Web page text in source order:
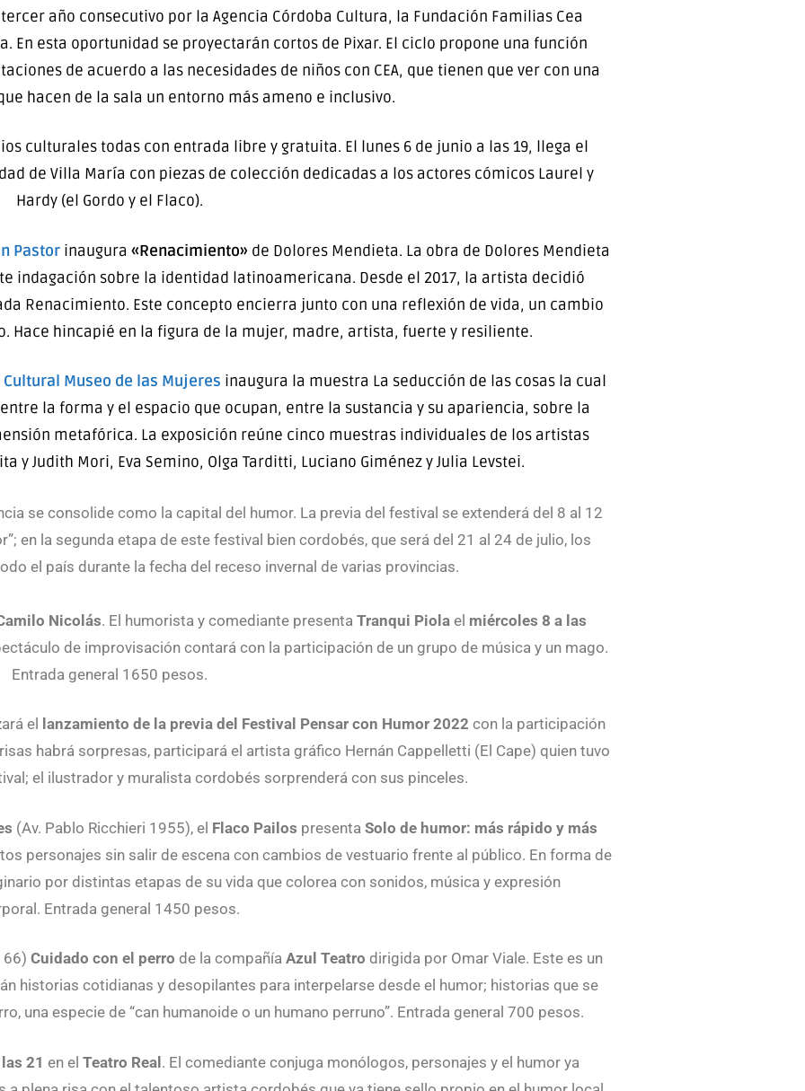
año consecutivo por la Agencia Córdoba Cultura, la Fundación Familias Cea
En esta oportunidad se proyectarán cortos de Pixar. El ciclo propone una función
de acuerdo a las necesidades de niños con CEA, que tienen que ver con una
hacen de la sala un entorno más ameno e inclusivo.
culturales todas con entrada libre y gratuita. El lunes 6 de junio a las 19, llega el
de Villa María con piezas de colección dedicadas a los actores cómicos Laurel y
Hardy (el Gordo y el Flaco).
Pastor inaugura «Renacimiento» de Dolores Mendieta. La obra de Dolores Mendieta
indagación sobre la identidad latinoamericana. Desde el 2017, la artista decidió
Renacimiento. Este concepto encierra junto con una reflexión de vida, un cambio
Hace hincapié en la figura de la mujer, madre, artista, fuerte y resiliente.
Cultural Museo de las Mujeres inaugura la muestra La seducción de las cosas la cual
la forma y el espacio que ocupan, entre la sustancia y su apariencia, sobre la
metafórica. La exposición reúne cinco muestras individuales de los artistas
y Judith Mori, Eva Semino, Olga Tarditti, Luciano Giménez y Julia Levstei.
se consolide como la capital del humor. La previa del festival se extenderá del 8 al 12
en la segunda etapa de este festival bien cordobés, que será del 21 al 24 de julio, los
el país durante la fecha del receso invernal de varias provincias.
Nicolás. El humorista y comediante presenta Tranqui Piola el miércoles 8 a las
de improvisación contará con la participación de un grupo de música y un mago.
Entrada general 1650 pesos.
el lanzamiento de la previa del Festival Pensar con Humor 2022 con la participación
habrá sorpresas, participará el artista gráfico Hernán Cappelletti (El Cape) quien tuvo
el ilustrador y muralista cordobés sorprenderá con sus pinceles.
(Av. Pablo Ricchieri 1955), el Flaco Pailos presenta Solo de humor: más rápido y más
personajes sin salir de escena con cambios de vestuario frente al público. En forma de
por distintas etapas de su vida que colorea con sonidos, música y expresión
Entrada general 1450 pesos.
66) Cuidado con el perro de la compañía Azul Teatro dirigida por Omar Viale. Este es un
historias cotidianas y desopilantes para interpelarse desde el humor; historias que se
una especie de “can humanoide o un humano perruno”. Entrada general 700 pesos.
21 en el Teatro Real. El comediante conjuga monólogos, personajes y el humor ya